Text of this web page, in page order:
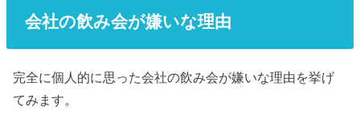
会社の飲み会が嫌いな理由
完全に個人的に思った会社の飲み会が嫌いな理由を挙げ
てみます。